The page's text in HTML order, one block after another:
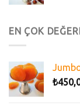
EN ÇOK
₺